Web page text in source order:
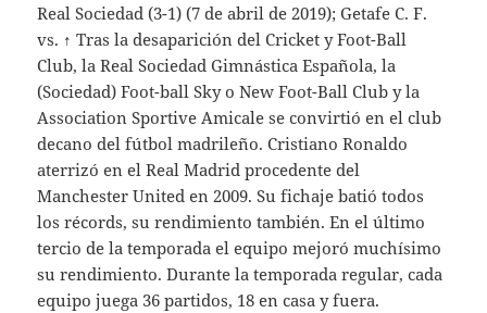
Real Sociedad (3-1) (7 de abril de 2019); Getafe C. F.
vs. ↑ Tras la desaparición del Cricket y Foot-Ball
Club, la Real Sociedad Gimnástica Española, la
(Sociedad) Foot-ball Sky o New Foot-Ball Club y la
Association Sportive Amicale se convirtió en el club
decano del fútbol madrileño. Cristiano Ronaldo
aterrizó en el Real Madrid procedente del
Manchester United en 2009. Su fichaje batió todos
los récords, su rendimiento también. En el último
tercio de la temporada el equipo mejoró muchísimo
su rendimiento. Durante la temporada regular, cada
equipo juega 36 partidos, 18 en casa y fuera.